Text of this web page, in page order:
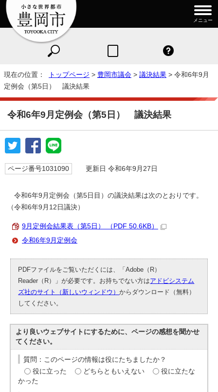
メニュー
現在の位置： トップページ > 豊岡市議会 > 議決結果 > 令和6年9月
定例会（第5日） 議決結果
令和6年9月定例会（第5日） 議決結果
ページ番号1031090 更新日 令和6年9月27日
令和6年9月定例会（第5日目）の議決結果は次のとおりです。
（令和6年9月12日議決）
9月定例会結果表（第5日） （PDF 50.6KB）
令和6年9月定例会
PDFファイルをご覧いただくには、「Adobe（R）
Reader（R）」が必要です。お持ちでない方はアドビシステム
ズ社のサイト（新しいウィンドウ）からダウンロード（無料）
してください。
より良いウェブサイトにするために、ページの感想を聞かせ
てください。
質問：このページの情報は役にたちましたか？
役に立った
どちらともいえない
役に立たな
かった